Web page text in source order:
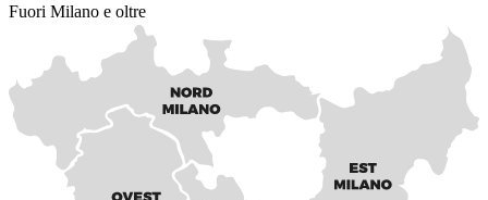
Fuori Milano e oltre